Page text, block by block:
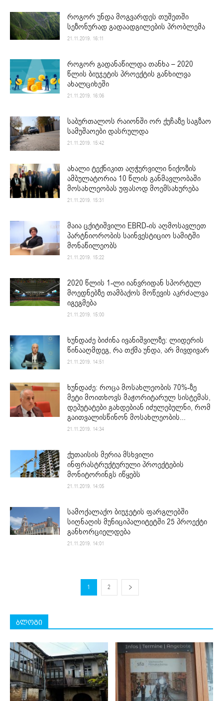
როგორ უნდა მოგვარდეს თუშეთში
სეზონურად გადაადგილების პრობლემა
21.11.2019. 16:11
როგორ გადანაწილდა თანხა – 2020
წლის ბიუჯეტის პროექტის განხილვა
ახალციხეში
21.11.2019. 16:06
საბურთალოს რაიონში ორ ქუჩაზე საგზაო
სამუშაოები დასრულდა
21.11.2019. 15:42
ახალი ტექნიკით აღჭურვილი ნიქოზის
ამბულატორია 10 წლის განმავლობაში
მოსახლეობას უფასოდ მოემსახურება
21.11.2019. 15:31
მაია ცქიტიშვილი EBRD-ის აღმოსავლეთ
პარტნიორობის საინვესტიციო სამიტში
მონაწილეობს
21.11.2019. 15:22
2020 წლის 1-ლი იანვრიდან სპორტულ
მოედნებზე თამბაქოს მოწევის აკრძალვა
იგეგმება
21.11.2019. 15:00
ხუნდაძე ბიძინა ივანიშვილზე: ლიდერის
წინააღმდეგ, რა თქმა უნდა, არ მივდივარ
21.11.2019. 14:51
ხუნდაძე: როცა მოსახლეობის 70%-ზე
მეტი მოითხოვს მაჟორიტარულ სისტემას,
დეპუტატები გახდებიან იძულებულნი, რომ
გაითვალისწინონ მოსახლეობის...
21.11.2019. 14:34
ქუთაისის მერია მსხვილი
ინფრასტრუქტურული პროექტების
მონიტორინგს იწყებს
21.11.2019. 14:05
სამოქალაქო ბიუჯეტის ფარგლებში
სიღნაღის მუნიციპალიტეტში 25 პროექტი
განხორციელდება
21.11.2019. 14:01
1 2
ბლოგი